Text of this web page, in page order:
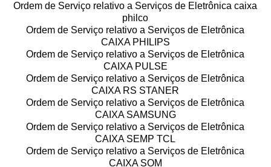
Ordem de Serviço relativo a Serviços de Eletrônica caixa
philco
Ordem de Serviço relativo a Serviços de Eletrônica
CAIXA PHILIPS
Ordem de Serviço relativo a Serviços de Eletrônica
CAIXA PULSE
Ordem de Serviço relativo a Serviços de Eletrônica
CAIXA RS STANER
Ordem de Serviço relativo a Serviços de Eletrônica
CAIXA SAMSUNG
Ordem de Serviço relativo a Serviços de Eletrônica
CAIXA SEMP TCL
Ordem de Serviço relativo a Serviços de Eletrônica
CAIXA SOM